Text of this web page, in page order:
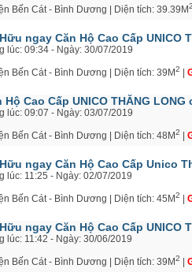
Bến Cát - Bình Dương | Diện tích: 39.39M2
ngay Căn Hộ Cao Cấp UNICO
lúc: 09:34 - Ngày: 30/07/2019
Bến Cát - Bình Dương | Diện tích: 39M2
Hộ Cao Cấp UNICO THĂNG
lúc: 09:07 - Ngày: 03/07/2019
Bến Cát - Bình Dương | Diện tích: 48M2
ngay Căn Hộ Cao Cấp Unico
lúc: 11:25 - Ngày: 02/07/2019
Bến Cát - Bình Dương | Diện tích: 45M2
ngay Căn Hộ Cao Cấp UNICO
lúc: 11:42 - Ngày: 30/06/2019
Bến Cát - Bình Dương | Diện tích: 39M2